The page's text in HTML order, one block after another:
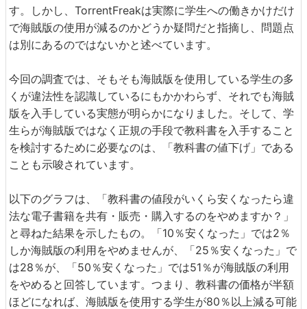
す。しかし、TorrentFreakは実際に学生への働きかけだけ
で海賊版の使用が減るのかどうか疑問だと指摘し、問題点
は別にあるのではないかと述べています。
今回の調査では、そもそも海賊版を使用している学生の多
くが違法性を認識しているにもかかわらず、それでも海賊
版を入手している実態が明らかになりました。そして、学
生らが海賊版ではなく正規の手段で教科書を入手すること
を検討するために必要なのは、「教科書の値下げ」である
ことも示唆されています。
以下のグラフは、「教科書の値段がいくら安くなったら違
法な電子書籍を共有・販売・購入するのをやめますか？」
と尋ねた結果を示したもの。「10％安くなった」では2％
しか海賊版の利用をやめませんが、「25％安くなった」で
は28％が、「50％安くなった」では51％が海賊版の利用
をやめると回答しています。つまり、教科書の価格が半額
ほどになれば、海賊版を使用する学生が80％以上減る可能